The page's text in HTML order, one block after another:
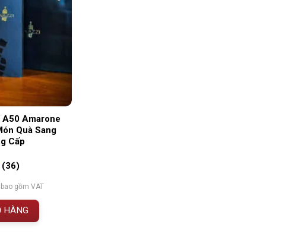
A50 Amarone
Quà Sang
Cấp
(36)
gồm VAT
HÀNG